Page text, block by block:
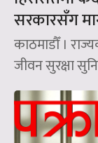
सरकारसँग
काठमाडौँ ।
जीवन सुरक्षा